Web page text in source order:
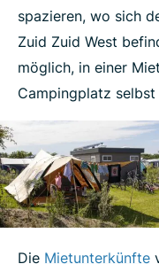
spazieren, wo sich
Zuid Zuid West
möglich, in einer
Campingplatz selbst
Die Mietunterkünfte